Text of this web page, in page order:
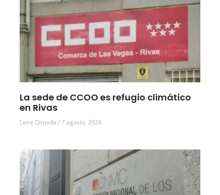
La sede de CCOO es refugio climático
en Rivas
Leire Olmeda 7 agosto, 2026